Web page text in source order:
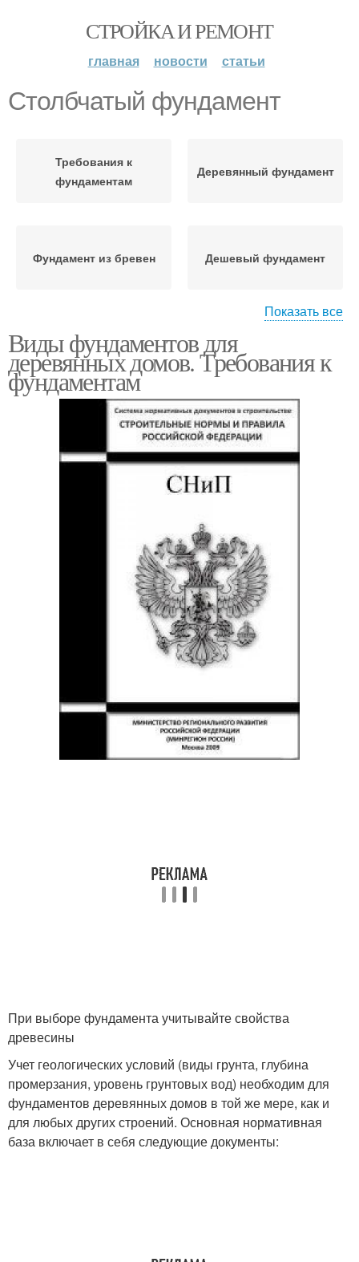
СТРОЙКА И РЕМОНТ
главная новости статьи
Столбчатый фундамент
Требования к
фундаментам
Деревянный фундамент
Фундамент из бревен Дешевый фундамент
Кирпичный фундамент Ленточный фундамент
Фундамент под
Показать все
Виды фундаментов для
деревянных домов. Требования к
фундаментам
При выборе фундамента учитывайте свойства
древесины
Учет геологических условий (виды грунта, глубина
промерзания, уровень грунтовых вод) необходим для
фундаментов деревянных домов в той же мере, как и
для любых других строений. Основная нормативная
база включает в себя следующие документы: